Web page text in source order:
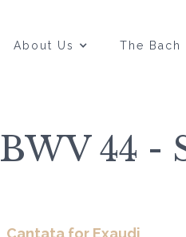
About Us The Bach
BWV 44 -
Cantata for Exaudi